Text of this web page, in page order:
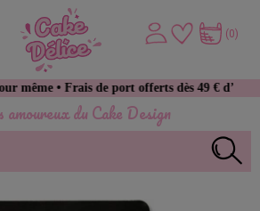
amoureux du Cake Design
• Frais de port offerts dès 49 € d’achat
(0)